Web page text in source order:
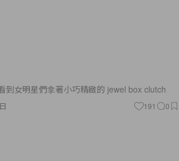
到女明星們拿著小巧精緻的 jewel box clutch
191 0